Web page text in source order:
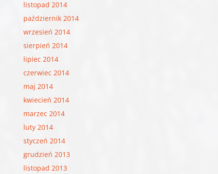
listopad 2014
październik 2014
wrzesień 2014
sierpień 2014
lipiec 2014
czerwiec 2014
maj 2014
kwiecień 2014
marzec 2014
luty 2014
styczeń 2014
grudzień 2013
listopad 2013